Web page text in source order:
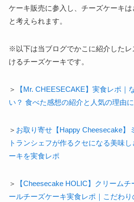
ケーキ販売に参入し、チーズケーキは
と考えられます。
※以下は当ブログでかこに紹介した
けるチーズケーキです。
＞
【Mr. CHEESECAKE】実食レポ｜
い？ 食べた感想の紹介と人気の理由
＞ お取り寄せ【Happy Cheesecake】
トランシェフが作るクセになる美味
ーキを実食レポ
＞
【Cheesecake HOLIC】クリーム
ールチーズケーキ実食レポ｜こだわ